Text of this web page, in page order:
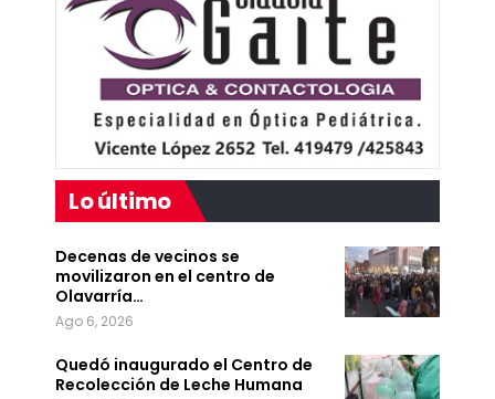
Lo último
Decenas de vecinos se
movilizaron en el centro de
Olavarría…
Ago 6, 2026
Quedó inaugurado el Centro de
Recolección de Leche Humana